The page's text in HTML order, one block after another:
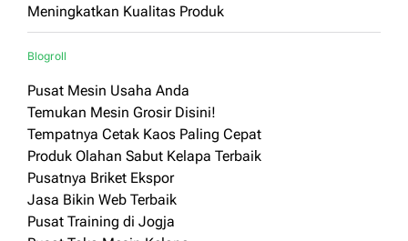
Meningkatkan Kualitas Produk
Blogroll
Pusat Mesin Usaha Anda
Temukan Mesin Grosir Disini!
Tempatnya Cetak Kaos Paling Cepat
Produk Olahan Sabut Kelapa Terbaik
Pusatnya Briket Ekspor
Jasa Bikin Web Terbaik
Pusat Training di Jogja